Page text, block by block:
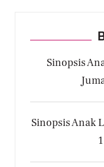
Sinopsis
Sinopsis Anak